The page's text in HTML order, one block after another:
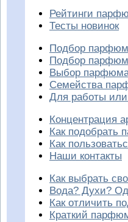
Рейтинги
Тесты новинок
Подбор
Подбор
Выбор парфюма
Семейства
Для работы или
Концентрация
Как подобрать
Как
Наши контакты
Как выбрать
Вода? Духи?
Как отличить
Краткий